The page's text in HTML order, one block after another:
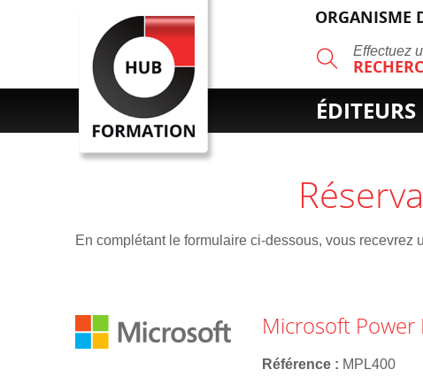
ORGANISME
Effectuez
ÉDITEURS
En complétant le formulaire ci-dessous, vous
Microsoft
Référence MPL400